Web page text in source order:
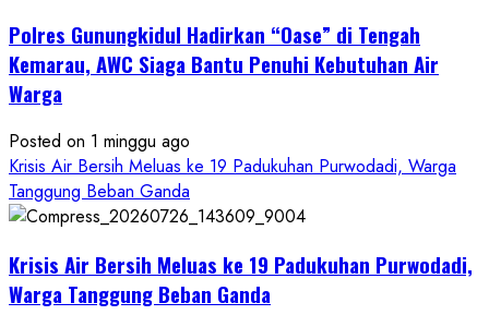
Masuk
Kerja
Seret
Oknum
Wartawan
Polres Gunungkidul Hadirkan “Oase” di Tengah
Kemarau, AWC Siaga Bantu Penuhi Kebutuhan Air
Warga
Posted on 1 minggu ago
Krisis Air Bersih Meluas ke 19 Padukuhan Purwodadi, Warga
Tanggung Beban Ganda
Krisis Air Bersih Meluas ke 19 Padukuhan Purwodadi,
Warga Tanggung Beban Ganda